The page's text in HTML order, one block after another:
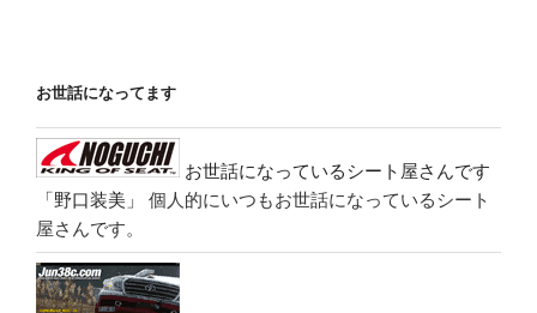
お世話になってます
お世話になっているシート屋さんです
「野口装美」
個人的にいつもお世話になっているシート
屋さんです。